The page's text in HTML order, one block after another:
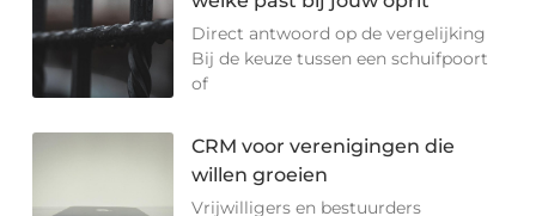
Direct antwoord op de vergelijking
Bij de keuze tussen een schuifpoort
of
CRM voor verenigingen die
willen groeien
Vrijwilligers en bestuurders